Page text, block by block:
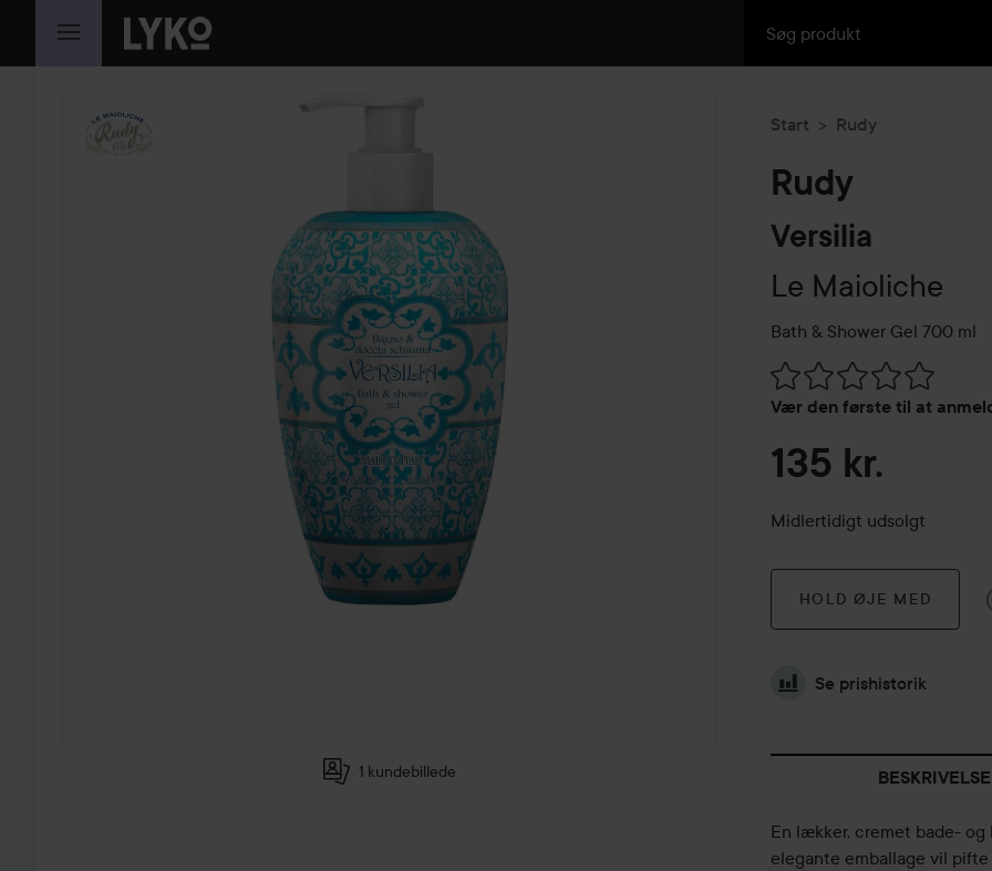
GÅ TIL INDHOLD
1 kundebillede
Start Rudy
Rudy
Versilia
Le Maioliche
Bath & Shower Gel 700 ml
Vær den første til at
Gå til Anmeldelser &
135 kr.
Midlertidigt udsolgt
HOLD ØJE MED
Se prishistorik
BESKRIVELSE
En lækker, cremet bade-
elegante emballage vil